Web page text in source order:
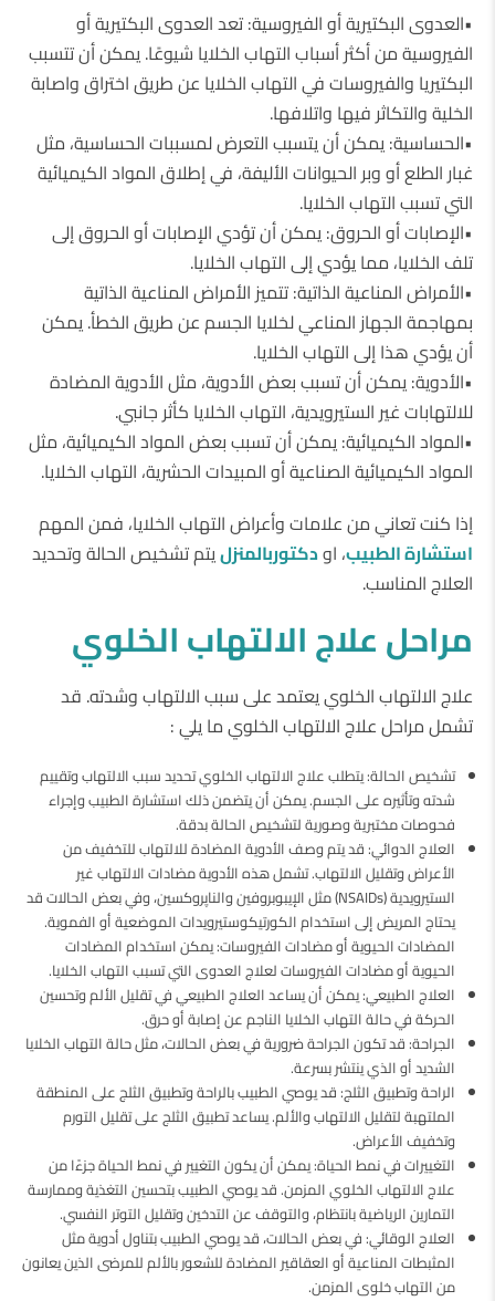
•العدوى البكتيرية أو الفيروسية: تعد العدوى البكتيرية أو
الفيروسية من أكثر أسباب التهاب الخلايا شيوعًا. يمكن أن تتسبب
البكتيريا والفيروسات في التهاب الخلايا عن طريق اختراق واصابة
الخلية والتكاثر فيها واتلافها.
•الحساسية: يمكن أن يتسبب التعرض لمسببات الحساسية، مثل
غبار الطلع أو وبر الحيوانات الأليفة، في إطلاق المواد الكيميائية
التي تسبب التهاب الخلايا.
•الإصابات أو الحروق: يمكن أن تؤدي الإصابات أو الحروق إلى
تلف الخلايا، مما يؤدي إلى التهاب الخلايا.
•الأمراض المناعية الذاتية: تتميز الأمراض المناعية الذاتية
بمهاجمة الجهاز المناعي لخلايا الجسم عن طريق الخطأ. يمكن
أن يؤدي هذا إلى التهاب الخلايا.
•الأدوية: يمكن أن تسبب بعض الأدوية، مثل الأدوية المضادة
للالتهابات غير الستيرويدية، التهاب الخلايا كأثر جانبي.
•المواد الكيميائية: يمكن أن تسبب بعض المواد الكيميائية، مثل
المواد الكيميائية الصناعية أو المبيدات الحشرية، التهاب الخلايا.
إذا كنت تعاني من علامات وأعراض التهاب الخلايا، فمن المهم
استشارة الطبيب، اودكتوربالمنزليتم تشخيص الحالة وتحديد
العلاج المناسب.
مراحل علاج الالتهاب الخلوي
علاج الالتهاب الخلوي يعتمد على سبب الالتهاب وشدته. قد
تشمل مراحل علاج الالتهاب الخلوي ما يلي :
تشخيص الحالة: يتطلب علاج الالتهاب الخلوي تحديد سبب الالتهاب وتقييم
شدته وتأثيره على الجسم. يمكن أن يتضمن ذلك استشارة الطبيب وإجراء
فحوصات مختبرية وصورية لتشخيص الحالة بدقة.
العلاج الدوائي: قد يتم وصف الأدوية المضادة للالتهاب للتخفيف من
الأعراض وتقليل الالتهاب. تشمل هذه الأدوية مضادات الالتهاب غير
الستيرويدية (NSAIDs) مثل الإيبوبروفين والناپروكسين، وفي بعض الحالات قد
يحتاج المريض إلى استخدام الكورتيكوستيرويدات الموضعية أو الفموية.
المضادات الحيوية أو مضادات الفيروسات: يمكن استخدام المضادات
الحيوية أو مضادات الفيروسات لعلاج العدوى التي تسبب التهاب الخلايا.
العلاج الطبيعي: يمكن أن يساعد العلاج الطبيعي في تقليل الألم وتحسين
الحركة في حالة التهاب الخلايا الناجم عن إصابة أو حرق.
الجراحة: قد تكون الجراحة ضرورية في بعض الحالات، مثل حالة التهاب الخلايا
الشديد أو الذي ينتشر بسرعة.
الراحة وتطبيق الثلج: قد يوصي الطبيب بالراحة وتطبيق الثلج على المنطقة
الملتهبة لتقليل الالتهاب والألم. يساعد تطبيق الثلج على تقليل التورم
وتخفيف الأعراض.
التغييرات في نمط الحياة: يمكن أن يكون التغيير في نمط الحياة جزءًا من
علاج الالتهاب الخلوي المزمن. قد يوصي الطبيب بتحسين التغذية وممارسة
التمارين الرياضية بانتظام، والتوقف عن التدخين وتقليل التوتر النفسي.
العلاج الوقائي: في بعض الحالات، قد يوصي الطبيب بتناول أدوية مثل
المثبطات المناعية أو العقاقير المضادة للشعور بالألم للمرضى الذين يعانون
من التهاب خلوى المزمن.